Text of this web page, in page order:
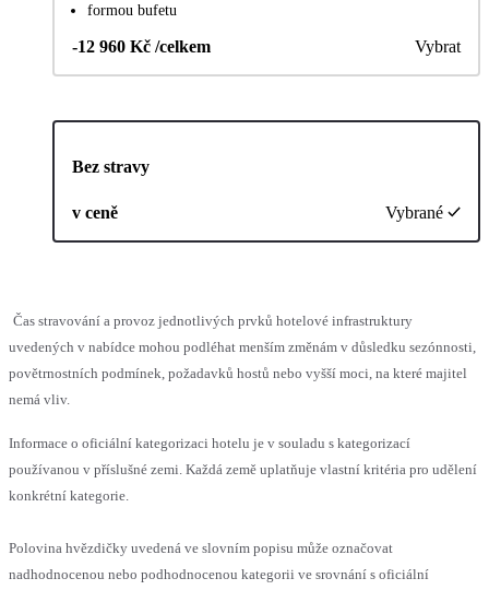
formou bufetu
-12 960 Kč /celkem Vybrat
Bez stravy
v ceně Vybrané
Čas stravování a provoz jednotlivých prvků hotelové infrastruktury
uvedených v nabídce mohou podléhat menším změnám v důsledku sezónnosti,
povětrnostních podmínek, požadavků hostů nebo vyšší moci, na které majitel
nemá vliv.
Informace o oficiální kategorizaci hotelu je v souladu s kategorizací
používanou v příslušné zemi. Každá země uplatňuje vlastní kritéria pro udělení
konkrétní kategorie.
Polovina hvězdičky uvedená ve slovním popisu může označovat
nadhodnocenou nebo podhodnocenou kategorii ve srovnání s oficiální